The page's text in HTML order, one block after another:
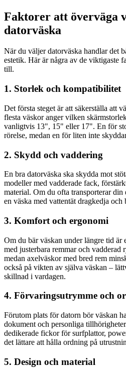
Faktorer att överväga
datorväska
När du väljer datorväska handlar det
estetik. Här är några av de viktigaste
till.
1. Storlek och kompatibilitet
Det första steget är att säkerställa att
flesta väskor anger vilken
vanligtvis 13", 15" eller 17". En för
rörelse, medan en för liten inte
2. Skydd och vaddering
En bra datorväska ska skydda mot
modeller med vadderade fack,
material. Om du ofta transporterar
en väska med vattentät dragkedja och
3. Komfort och ergonomi
Om du bär väskan under längre tid
med justerbara remmar och
medan axelväskor med bred rem
också på vikten av själva väskan –
skillnad i vardagen.
4. Förvaringsutrymme och
Förutom plats för datorn bör väskan
dokument och personliga
dedikerade fickor för surfplattor,
det lättare att hålla ordning på
5. Design och material